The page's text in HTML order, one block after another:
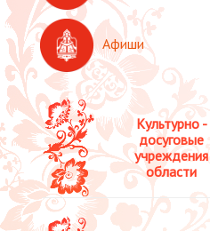
Культурно -
досуговые
учреждения
области
Афиши